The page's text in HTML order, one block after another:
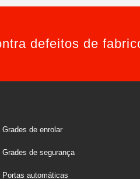
defeitos de
Grades de enrolar
Grades de segurança
Portas automáticas